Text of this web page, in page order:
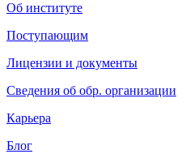
Об институте
Поступающим
Лицензии и документы
Сведения об обр. организации
Карьера
Блог